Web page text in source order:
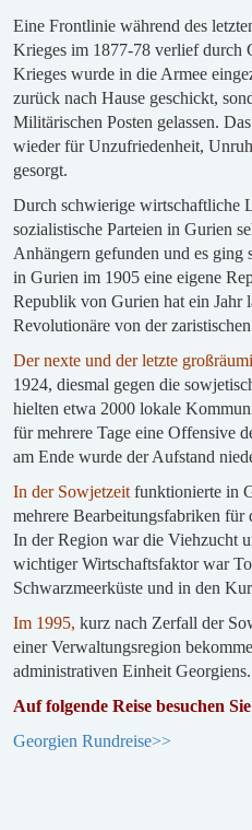
Eine Frontlinie während des
Krieges im 1877-78 verlief durch
Krieges wurde in die Armee
zurück nach Hause geschickt,
Militärischen Posten gelassen.
wieder für Unzufriedenheit,
gesorgt.
Durch schwierige wirtschaftliche
sozialistische Parteien in Gurien
Anhängern gefunden und es ging
in Gurien im 1905 eine eigene
Republik von Gurien hat ein Jahr
Revolutionäre von der
Der nexte und der letzte
1924, diesmal gegen die
hielten etwa 2000 lokale
für mehrere Tage eine Offensive
am Ende wurde der Aufstand
In der Sowjetzeit funktionierte in
mehrere Bearbeitungsfabriken
In der Region war die Viehzucht
wichtiger Wirtschaftsfaktor war
Schwarzmeerküste und in den
Im 1995, kurz nach Zerfall der
einer Verwaltungsregion
administrativen Einheit Georgiens.
Auf folgende Reise besuchen
Georgien Rundreise>>